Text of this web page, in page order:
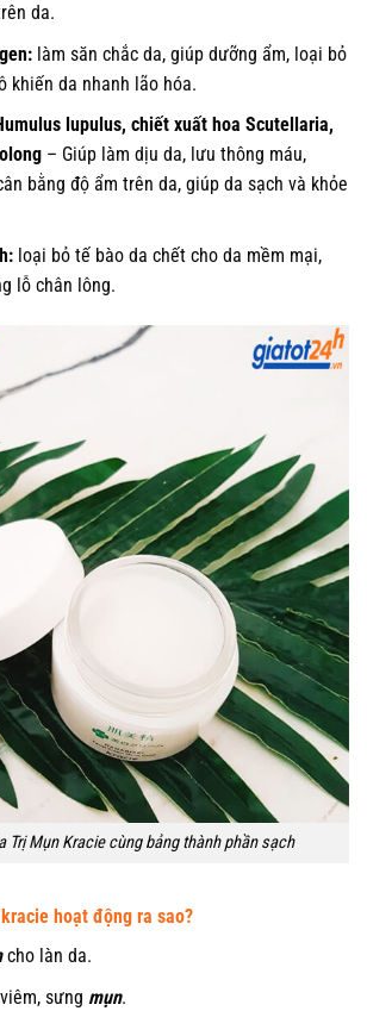
da.
làm săn chắc da, giúp dưỡng ẩm, loại bỏ
khiến da nhanh lão hóa.
lupulus, chiết xuất hoa Scutellaria,
– Giúp làm dịu da, lưu thông máu,
bằng độ ẩm trên da, giúp da sạch và khỏe
loại bỏ tế bào da chết cho da mềm mại,
lỗ chân lông.
Trị Mụn Kracie cùng bảng thành phần sạch
hoạt động ra sao?
cho làn da.
sưng mụn.